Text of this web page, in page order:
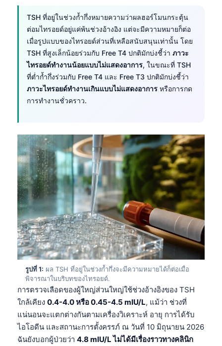
TSH ที่อยู่ในช่วงก้ำกึ่งหมายความว่าผลฮอร์โมนกระตุ้น
ต่อมไทรอยด์อยู่แค่พ้นช่วงอ้างอิง แต่จะมีความหมายก็ต่อ
เมื่อรูปแบบของไทรอยด์ส่วนที่เหลือสนับสนุนเท่านั้น โดย
TSH ที่สูงเล็กน้อยร่วมกับ Free T4 ปกติมักบ่งชี้ว่า ภาวะ
ไทรอยด์ทำงานน้อยแบบไม่แสดงอาการ, ในขณะที่ TSH
ที่ต่ำก้ำกึ่งร่วมกับ Free T4 และ Free T3 ปกติมักบ่งชี้ว่า
ภาวะไทรอยด์ทำงานเกินแบบไม่แสดงอาการ หรือการกด
การทำงานชั่วคราว.
รูปที่ 1: ผล TSH ที่อยู่ในช่วงก้ำกึ่งจะมีความหมายได้ก็ต่อเมื่อ
พิจารณาในบริบทของไทรอยด์.
การตรวจเลือดของผู้ใหญ่ส่วนใหญ่ใช้ช่วงอ้างอิงของ TSH
ใกล้เคียง 0.4-4.0 หรือ 0.45-4.5 mIU/L, แม้ว่า ช่วงที่
แน่นอนจะแตกต่างกันตามเครื่องวิเคราะห์ อายุ การได้รับ
ไอโอดีน และสถานะการตั้งครรภ์ ณ วันที่ 10 มิถุนายน 2026
ฉันยังบอกผู้ป่วยว่า 4.8 mIU/L ไม่ได้มีเรื่องราวทางคลินิก